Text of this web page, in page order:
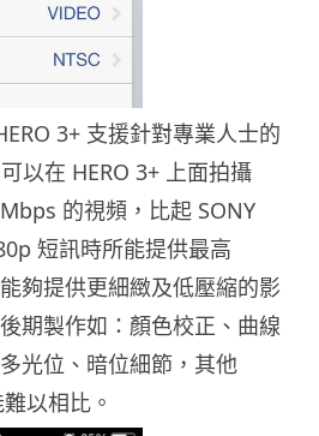
3+ 支援針對專業人士的
以在 HERO 3+ 上面拍攝
的視頻，比起 SONY
短訊時所能提供最高
夠提供更細緻及低壓縮的影
期製作如：顏色校正、曲線
光位、暗位細節，其他
以相比。